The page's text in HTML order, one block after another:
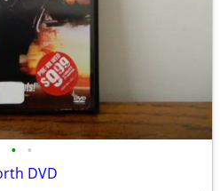
• •
DVD